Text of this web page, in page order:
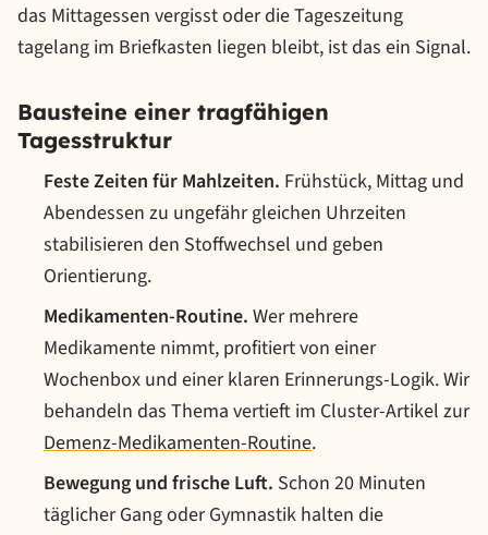
das Mittagessen vergisst oder die Tageszeitung
tagelang im Briefkasten liegen bleibt, ist das ein Signal.
Bausteine einer tragfähigen
Tagesstruktur
Feste Zeiten für Mahlzeiten. Frühstück, Mittag und
Abendessen zu ungefähr gleichen Uhrzeiten
stabilisieren den Stoffwechsel und geben
Orientierung.
Medikamenten-Routine. Wer mehrere
Medikamente nimmt, profitiert von einer
Wochenbox und einer klaren Erinnerungs-Logik. Wir
behandeln das Thema vertieft im Cluster-Artikel zur
Demenz-Medikamenten-Routine.
Bewegung und frische Luft. Schon 20 Minuten
täglicher Gang oder Gymnastik halten die